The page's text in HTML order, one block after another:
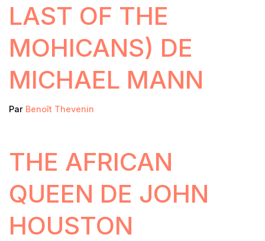
LAST OF THE
MOHICANS) DE
MICHAEL MANN
Par Benoît Thevenin
THE AFRICAN
QUEEN DE JOHN
HOUSTON